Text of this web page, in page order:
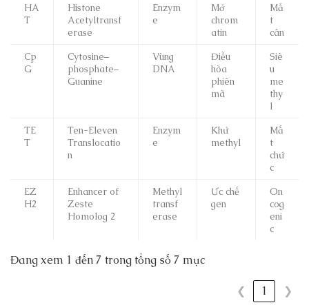
HA
T
Histone
Acetyltransf
erase
Enzym
e
Mở
chrom
atin
Mấ
t
cân
Cp
G
Cytosine–
phosphate–
Guanine
Vùng
DNA
Điều
hòa
phiên
mã
Siê
u
me
thy
l
TE
T
Ten-Eleven
Translocatio
n
Enzym
e
Khử
methyl
Mấ
t
chứ
c
EZ
H2
Enhancer of
Zeste
Homolog 2
Methyl
transf
erase
Ức chế
gen
On
cog
eni
c
Đang xem 1 đến 7 trong tổng số 7 mục
❮ 1 ❯